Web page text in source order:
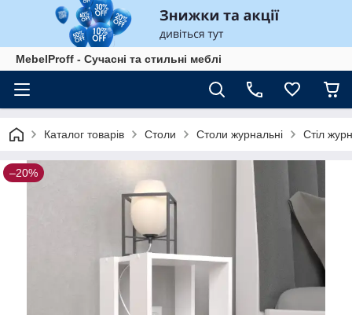
MebelProff - Сучасні та стильні меблі
Каталог товарів Столи Столи журнальні Стіл
–20%